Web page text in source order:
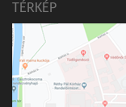
TÉRKÉP